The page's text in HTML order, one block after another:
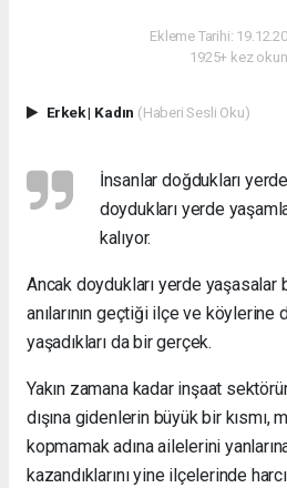
Ekleme Tarihi:
1925+ kez
Erkek| Kadın (Haberi Sesli Oku)
İnsanlar doğdukları
doydukları yerde
kalıyor.
Ancak doydukları yerde yaşasalar
anılarının geçtiği ilçe ve köylerine
yaşadıkları da bir gerçek.
Yakın zamana kadar inşaat
dışına gidenlerin büyük bir kısmı,
kopmamak adına ailelerini
kazandıklarını yine ilçelerinde